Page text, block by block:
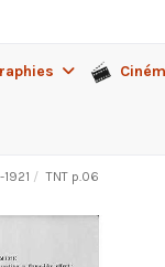
TNT p.06